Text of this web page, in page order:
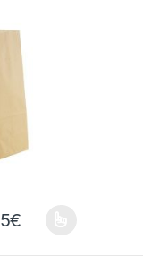
€ Le opzioni